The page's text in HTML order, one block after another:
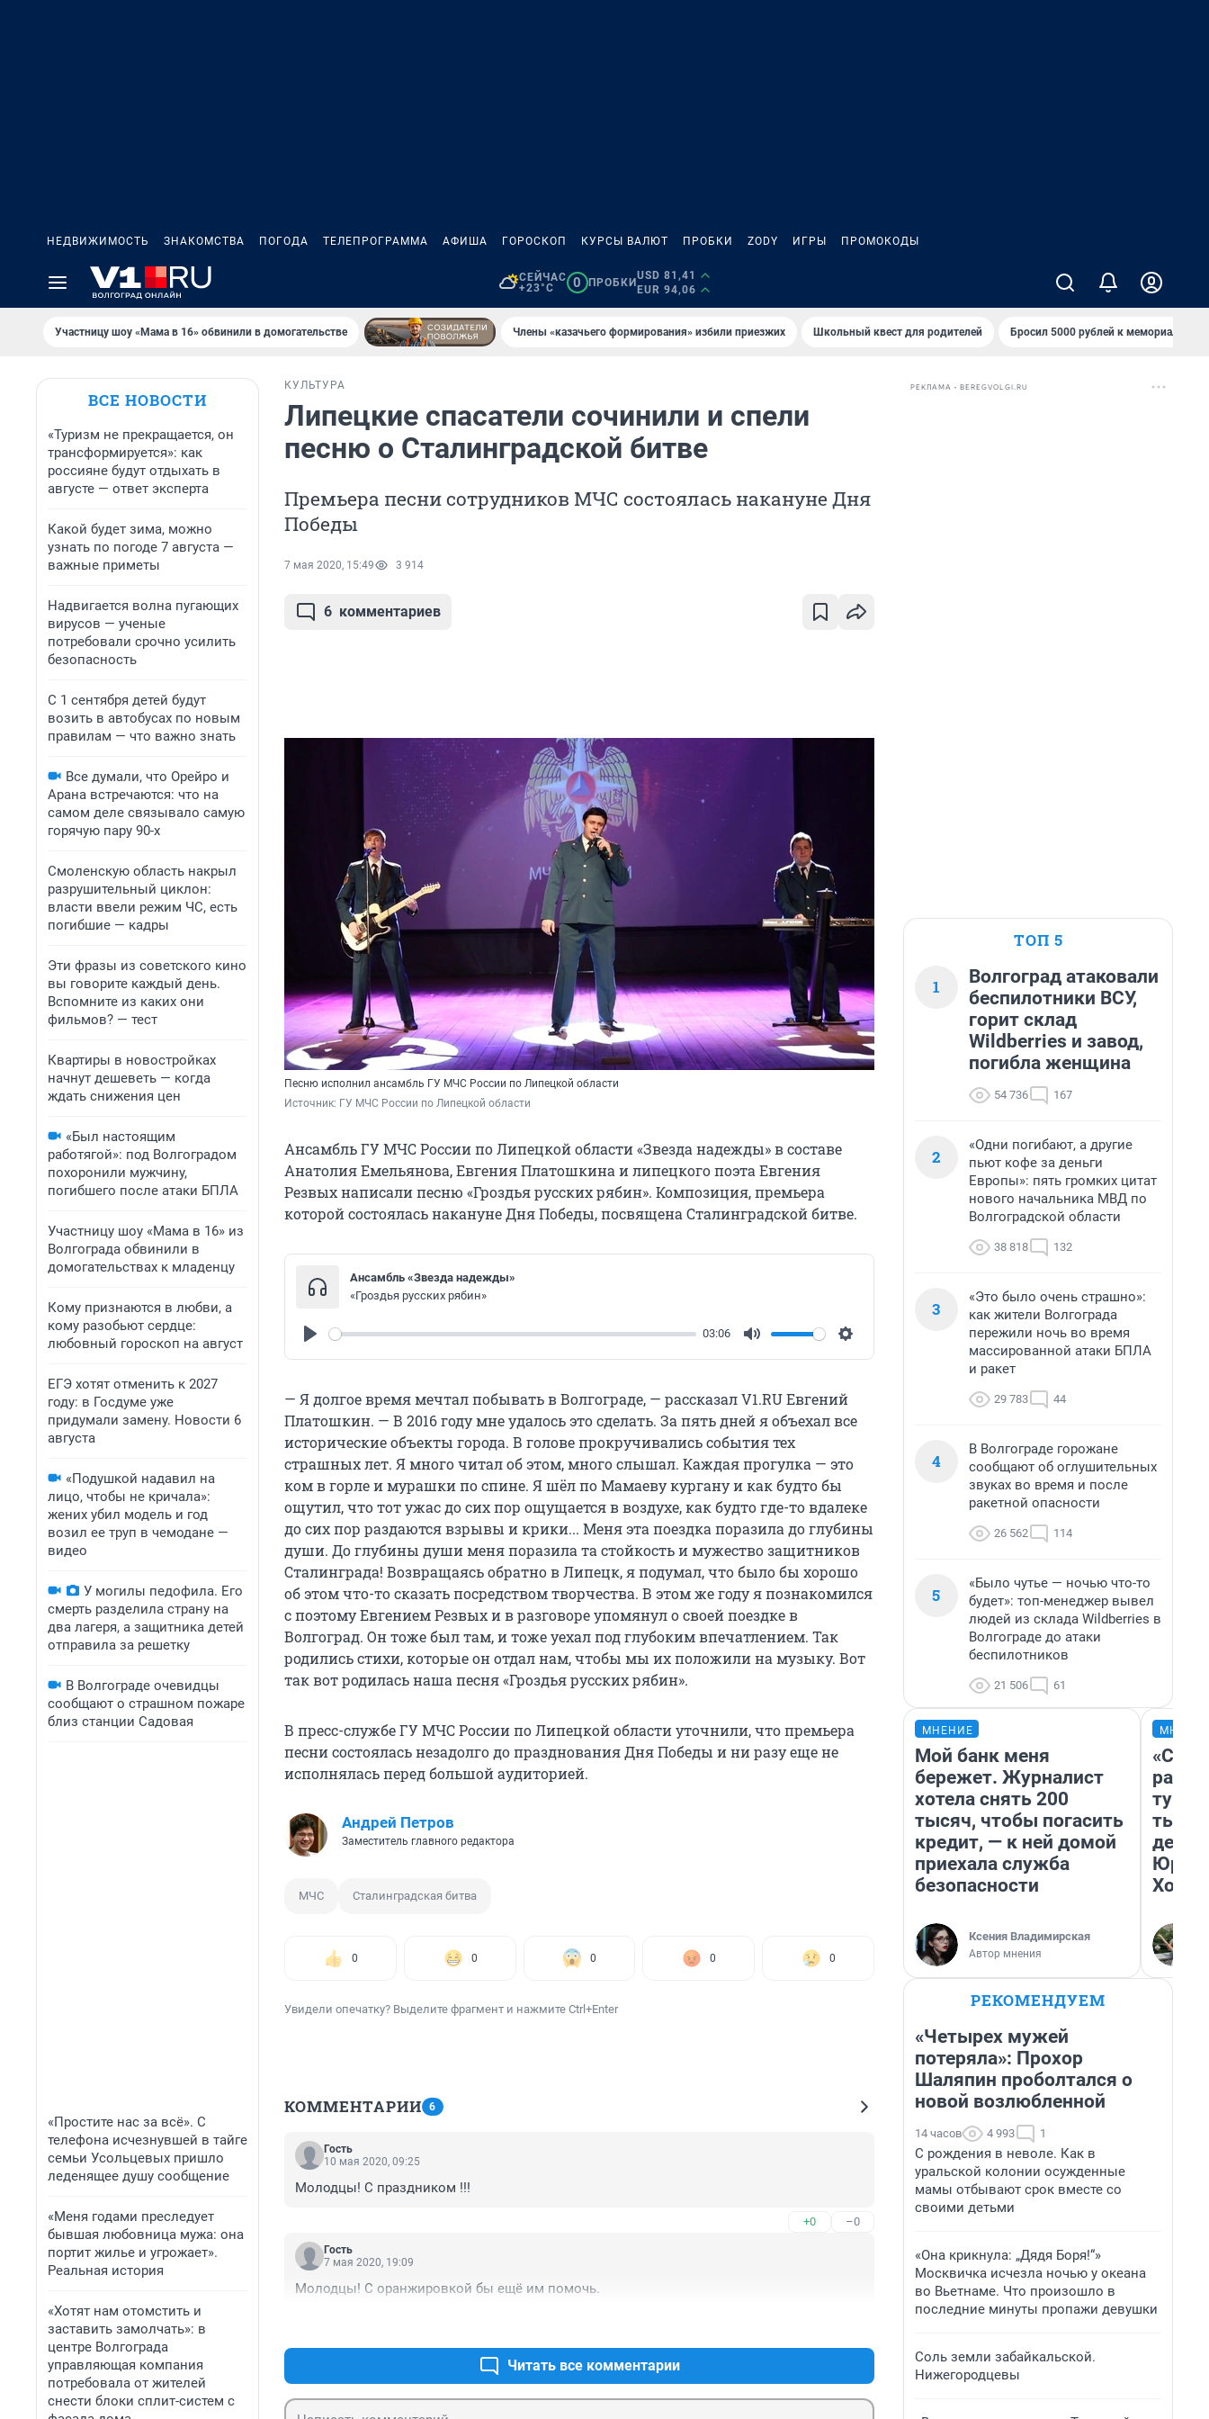
НЕДВИЖИМОСТЬ ЗНАКОМСТВА ПОГОДА ТЕЛЕПРОГРАММА АФИША ГОРОСКОП КУРСЫ ВАЛЮТ ПРОБКИ ZODY ИГРЫ ПРОМОКОДЫ
СЕЙЧАС
+23°C
0 ПРОБКИ
USD 81,41
EUR 94,06
Участницу шоу «Мама в 16» обвинили в домогательстве Члены «казачьего формирования» избили приезжих Школьный квест для родителей Бросил 5000 рублей к мемориалу
ВСЕ НОВОСТИ
«Туризм не прекращается, он
трансформируется»: как
россияне будут отдыхать в
августе — ответ эксперта
Какой будет зима, можно
узнать по погоде 7 августа —
важные приметы
Надвигается волна пугающих
вирусов — ученые
потребовали срочно усилить
безопасность
С 1 сентября детей будут
возить в автобусах по новым
правилам — что важно знать
Все думали, что Орейро и
Арана встречаются: что на
самом деле связывало самую
горячую пару 90-х
Смоленскую область накрыл
разрушительный циклон:
власти ввели режим ЧС, есть
погибшие — кадры
Эти фразы из советского кино
вы говорите каждый день.
Вспомните из каких они
фильмов? — тест
Квартиры в новостройках
начнут дешеветь — когда
ждать снижения цен
«Был настоящим
работягой»: под Волгоградом
похоронили мужчину,
погибшего после атаки БПЛА
Участницу шоу «Мама в 16» из
Волгограда обвинили в
домогательствах к младенцу
Кому признаются в любви, а
кому разобьют сердце:
любовный гороскоп на август
ЕГЭ хотят отменить к 2027
году: в Госдуме уже
придумали замену. Новости 6
августа
«Подушкой надавил на
лицо, чтобы не кричала»:
жених убил модель и год
возил ее труп в чемодане —
видео
У могилы педофила. Его
смерть разделила страну на
два лагеря, а защитника детей
отправила за решетку
В Волгограде очевидцы
сообщают о страшном пожаре
близ станции Садовая
«Простите нас за всё». С
телефона исчезнувшей в тайге
семьи Усольцевых пришло
леденящее душу сообщение
«Меня годами преследует
бывшая любовница мужа: она
портит жилье и угрожает».
Реальная история
«Хотят нам отомстить и
заставить замолчать»: в
центре Волгограда
управляющая компания
потребовала от жителей
снести блоки сплит-систем с
КУЛЬТУРА
Липецкие спасатели сочинили и спели
песню о Сталинградской битве
Премьера песни сотрудников МЧС состоялась накануне Дня
Победы
7 мая 2020, 15:49 3 914
6 комментариев
Песню исполнил ансамбль ГУ МЧС России по Липецкой области
Источник: ГУ МЧС России по Липецкой области
Ансамбль ГУ МЧС России по Липецкой области «Звезда надежды» в составе
Анатолия Емельянова, Евгения Платошкина и липецкого поэта Евгения
Резвых написали песню «Гроздья русских рябин». Композиция, премьера
которой состоялась накануне Дня Победы, посвящена Сталинградской битве.
Ансамбль «Звезда надежды»
«Гроздья русских рябин»
03:06
Settings
— Я долгое время мечтал побывать в Волгограде, — рассказал V1.RU Евгений
Платошкин. — В 2016 году мне удалось это сделать. За пять дней я объехал все
исторические объекты города. В голове прокручивались события тех
страшных лет. Я много читал об этом, много слышал. Каждая прогулка — это
ком в горле и мурашки по спине. Я шёл по Мамаеву кургану и как будто бы
ощутил, что тот ужас до сих пор ощущается в воздухе, как будто где-то вдалеке
до сих пор раздаются взрывы и крики... Меня эта поездка поразила до глубины
души. До глубины души меня поразила та стойкость и мужество защитников
Сталинграда! Возвращаясь обратно в Липецк, я подумал, что было бы хорошо
об этом что-то сказать посредством творчества. В этом же году я познакомился
с поэтому Евгением Резвых и в разговоре упомянул о своей поездке в
Волгоград. Он тоже был там, и тоже уехал под глубоким впечатлением. Так
родились стихи, которые он отдал нам, чтобы мы их положили на музыку. Вот
так вот родилась наша песня «Гроздья русских рябин».
В пресс-службе ГУ МЧС России по Липецкой области уточнили, что премьера
песни состоялась незадолго до празднования Дня Победы и ни разу еще не
исполнялась перед большой аудиторией.
Андрей Петров
Заместитель главного редактора
МЧС Сталинградская битва
0 0 0 0 0
Увидели опечатку? Выделите фрагмент и нажмите Ctrl+Enter
КОММЕНТАРИИ 6
Гость
10 мая 2020, 09:25
Молодцы! С праздником !!!
+0 –0
Гость
7 мая 2020, 19:09
Молодцы! С оранжировкой бы ещё им помочь.
Читать все комментарии
РЕКЛАМА • BEREGVOLGI.RU
ТОП 5
1
Волгоград атаковали
беспилотники ВСУ,
горит склад
Wildberries и завод,
погибла женщина
54 736 167
2
«Одни погибают, а другие
пьют кофе за деньги
Европы»: пять громких цитат
нового начальника МВД по
Волгоградской области
38 818 132
3
«Это было очень страшно»:
как жители Волгограда
пережили ночь во время
массированной атаки БПЛА
и ракет
29 783 44
4
В Волгограде горожане
сообщают об оглушительных
звуках во время и после
ракетной опасности
26 562 114
5
«Было чутье — ночью что-то
будет»: топ-менеджер вывел
людей из склада Wildberries в
Волгограде до атаки
беспилотников
21 506 61
МНЕНИЕ
Мой банк меня
бережет. Журналист
хотела снять 200
тысяч, чтобы погасить
кредит, — к ней домой
приехала служба
безопасности
Ксения Владимирская
Автор мнения
день
РЕКОМЕНДУЕМ
«Четырех мужей
потеряла»: Прохор
Шаляпин проболтался о
новой возлюбленной
14 часов 4 993 1
С рождения в неволе. Как в
уральской колонии осужденные
мамы отбывают срок вместе со
своими детьми
«Она крикнула: „Дядя Боря!“»
Москвичка исчезла ночью у океана
во Вьетнаме. Что произошло в
последние минуты пропажи девушки
Соль земли забайкальской.
Нижегородцевы